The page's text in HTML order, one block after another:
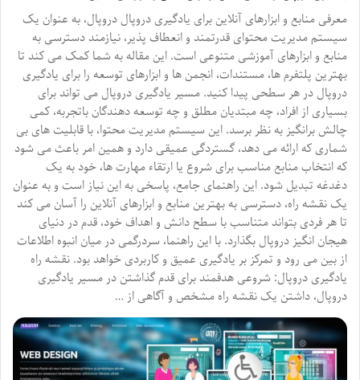
معرفی منابع و ابزارهای آنلاین برای یادگیری دروپال دروپال، به عنوان یک
سیستم مدیریت محتوای قدرتمند و انعطاف پذیر، نیازمند دسترسی به
منابع و ابزارهای آموزشی متنوعی است. این مقاله به شما کمک می کند تا
بهترین پلتفرم ها، مستندات، انجمن ها و ابزارهای توسعه را برای یادگیری
دروپال در هر سطحی پیدا کنید. مسیر یادگیری دروپال می تواند برای
بسیاری از افراد، چه مبتدیان مطلق و چه توسعه دهندگان باتجربه، کمی
چالش برانگیز به نظر برسد. این سیستم مدیریت محتوا، با قابلیت های بی
شماری که ارائه می دهد، گستردگی عمیقی دارد و همین امر باعث می شود
که انتخاب منابع مناسب برای شروع یا ارتقاء مهارت ها، خود به یک
دغدغه تبدیل شود. این راهنمای جامع، پاسخی به این نیاز است و به عنوان
یک نقشه راه، دسترسی به بهترین منابع و ابزارهای آنلاین را آسان می کند
تا هر فردی بتواند متناسب با سطح دانش و اهداف خود، قدم در دنیای
هیجان انگیز دروپال بگذارد. با این راهنما، سردرگمی در میان انبوه اطلاعات
از بین می رود و تمرکز بر یادگیری عمیق و کاربردی خواهد بود. نقشه راه
یادگیری دروپال: شروعی هدفمند برای قدم گذاشتن در مسیر یادگیری
دروپال، داشتن یک نقشه راه مشخص و آگاهی از …